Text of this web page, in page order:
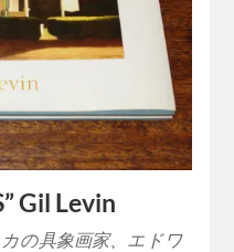
Gil Levin
の具象画家、エドワ